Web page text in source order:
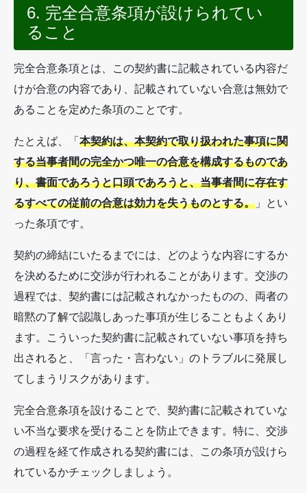
6. 完全合意条項が設けられてい
ること
完全合意条項とは、この契約書に記載されている内容だ
けが合意の内容であり、記載されていない合意は無効で
あることを定めた条項のことです。
たとえば、「 本契約は、本契約で取り扱われた事項に関
する当事者間の完全かつ唯一の合意を構成するものであ
り、書面であろうと口頭であろうと、当事者間に存在す
るすべての従前の合意は効力を失うものとする。 」とい
った条項です。
契約の締結にいたるまでには、どのような内容にするか
を決めるために交渉が行われることがあります。交渉の
過程では、契約書には記載されなかったものの、両者の
暗黙の了解で認識しあった事項が生じることもよくあり
ます。こういった契約書に記載されていない事項を持ち
出されると、「言った・言わない」のトラブルに発展し
てしまうリスクがあります。
完全合意条項を設けることで、契約書に記載されていな
い不当な要求を受けることを防止できます。特に、交渉
の過程を経て作成される契約書には、この条項が設けら
れているかチェックしましょう。